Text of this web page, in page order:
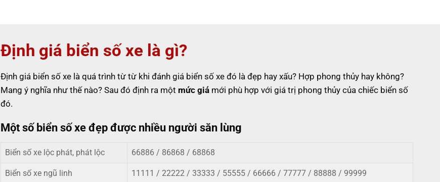
Định giá biển số xe là gì?
Định giá biển số xe là quá trình từ từ khi đánh giá biển số xe đó là đẹp hay xấu? Hợp phong thủy hay không?
Mang ý nghĩa như thế nào? Sau đó định ra một mức giá mới phù hợp với giá trị phong thủy của chiếc biển số
đó.
Một số biển số xe đẹp được nhiều người săn lùng
Biển số xe lộc phát, phát lộc 66886 / 86868 / 68868
Biển số xe ngũ linh 11111 / 22222 / 33333 / 55555 / 66666 / 77777 / 88888 / 99999